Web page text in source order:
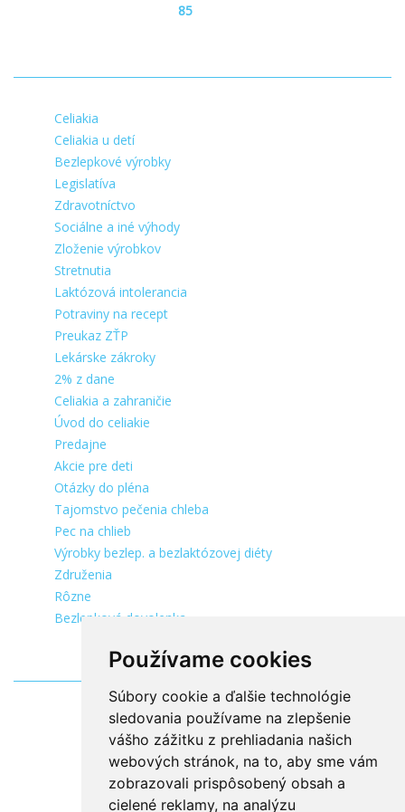
Používame cookies
Súbory cookie a ďalšie technológie
sledovania používame na zlepšenie
vášho zážitku z prehliadania našich
webových stránok, na to, aby sme vám
zobrazovali prispôsobený obsah a
cielené reklamy, na analýzu
85
Celiakia
Celiakia u detí
Bezlepkové výrobky
Legislatíva
Zdravotníctvo
Sociálne a iné výhody
Zloženie výrobkov
Stretnutia
Laktózová intolerancia
Potraviny na recept
Preukaz ZŤP
Lekárske zákroky
2% z dane
Celiakia a zahraničie
Úvod do celiakie
Predajne
Akcie pre deti
Otázky do pléna
Tajomstvo pečenia chleba
Pec na chlieb
Výrobky bezlep. a bezlaktózovej diéty
Združenia
Rôzne
Bezlepková dovolenka